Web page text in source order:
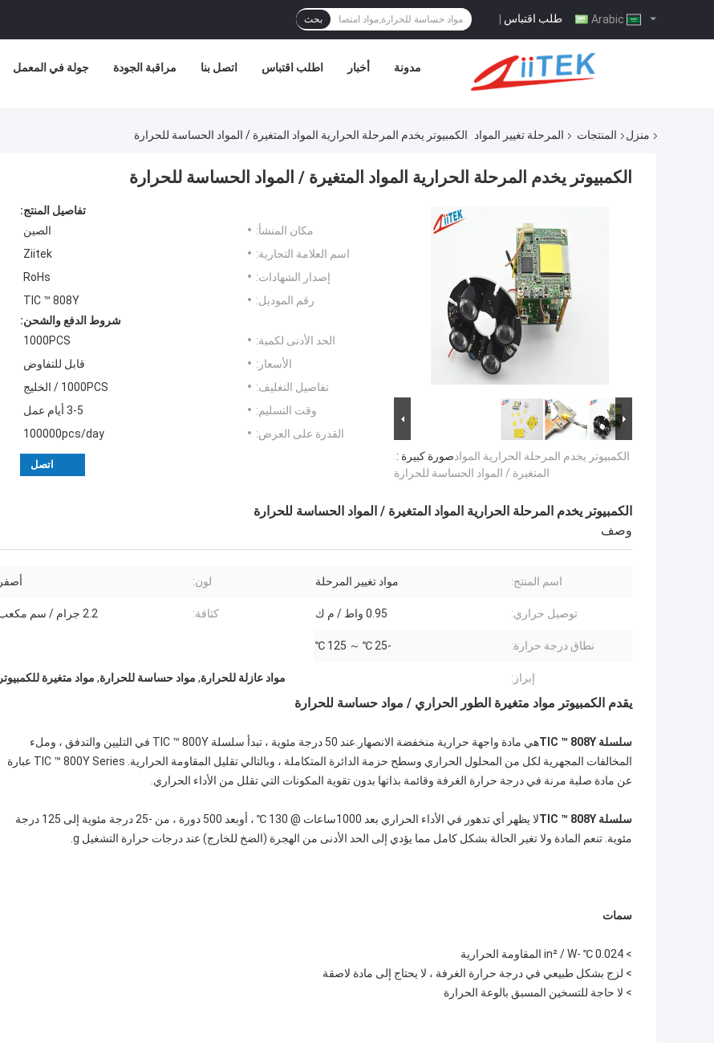
طلب اقتباس | بحث
جولة في المعمل مراقبة الجودة اتصل بنا اطلب اقتباس أخبار مدونة
منزل المنتجات المرحلة تغيير المواد الكمبيوتر يخدم المرحلة الحرارية المواد المتغيرة / المواد الحساسة للحرارة
الكمبيوتر يخدم المرحلة الحرارية المواد المتغيرة / المواد الحساسة للحرارة
صورة كبيرة :الكمبيوتر يخدم المرحلة الحرارية المواد
المتغيرة / المواد الحساسة للحرارة
تفاصيل المنتج:
مكان المنشأ:
الصين
اسم العلامة التجارية:
Ziitek
إصدار الشهادات:
RoHs
رقم الموديل:
TIC ™ 808Y
شروط الدفع والشحن:
الحد الأدنى لكمية:
1000PCS
الأسعار:
قابل للتفاوض
تفاصيل التغليف:
1000PCS / الخليج
وقت التسليم:
3-5 أيام عمل
القدرة على العرض:
100000pcs/day
اتصل
الكمبيوتر يخدم المرحلة الحرارية المواد المتغيرة / المواد الحساسة للحرارة
وصف
اسم المنتج: مواد تغيير المرحلة لون: أصفر
توصيل حراري: 0.95 واط / م ك كثافة: 2.2 جرام / سم مكعب
نطاق درجة حرارة: -25 ℃ ～ 125 ℃
إبراز: مواد عازلة للحرارة, مواد حساسة للحرارة, مواد متغيرة للكمبيوتر
يقدم الكمبيوتر مواد متغيرة الطور الحراري / مواد حساسة للحرارة
سلسلة TIC ™ 808Y
هي مادة واجهة حرارية منخفضة الانصهار.عند 50 درجة مئوية ، تبدأ سلسلة TIC ™ 800Y في التليين والتدفق ، وملء
المخالفات المجهرية لكل من المحلول الحراري وسطح حزمة الدائرة المتكاملة ، وبالتالي تقليل المقاومة الحرارية. TIC ™ 800Y Series عبارة
عن مادة صلبة مرنة في درجة حرارة الغرفة وقائمة بذاتها بدون تقوية المكونات التي تقلل من الأداء الحراري.
سلسلة TIC ™ 808Y لا يظهر أي تدهور في الأداء الحراري بعد 1000 ساعات @ 130 ℃ ، أو
بعد 500 دورة ، من -25 درجة مئوية إلى 125 درجة
مئوية. تنعم المادة ولا تغير الحالة بشكل كامل مما يؤدي إلى الحد الأدنى من الهجرة (الضخ للخارج) عند درجات حرارة التشغيل g.
سمات
> 0.024 ℃ -in² / W المقاومة الحرارية
> لزج بشكل طبيعي في درجة حرارة الغرفة ، لا يحتاج إلى مادة لاصقة
> لا حاجة للتسخين المسبق بالوعة الحرارة